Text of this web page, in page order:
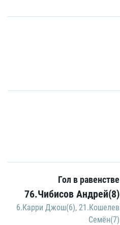
Гол в равенстве
76.Чибисов Андрей(8)
6.Карри Джош(6), 21.Кошелев
Семён(7)